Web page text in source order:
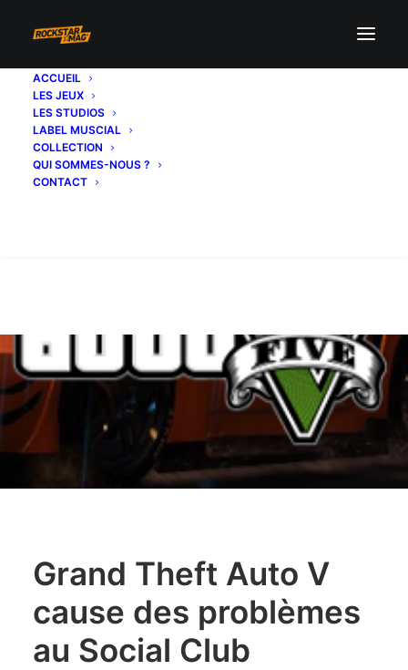
ACCUEIL
LES JEUX
LES STUDIOS
LABEL MUSCIAL
COLLECTION
QUI SOMMES-NOUS ?
CONTACT
Grand Theft Auto V
cause des problèmes
au Social Club